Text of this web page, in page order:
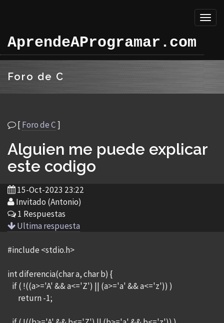
AprendeAProgramar.com
Foro de C
[Foro de C]
Alguien me puede explicar
este codigo
15-Oct-2023 23:22
Invitado (Antonio)
1 Respuestas
Ultima respuesta
#include <stdio.h>
int diferencia(char a, char b) {
if ( !((a>='A' && a<='Z') || (a>='a' && a<='z')) )
return -1;